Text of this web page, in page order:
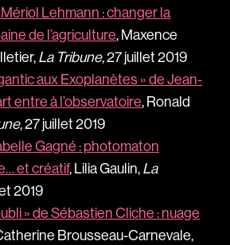
Lehmann : changer la
de l’agriculture, Maxence
La Tribune, 27 juillet 2019
aux Exoplanètes » de Jean-
entre à l’observatoire, Ronald
, 27 juillet 2019
Gagné : photomaton
et créatif, Lilia Gaulin,La
2019
» de Sébastien Cliche : nuage
Brousseau-Carnevale,